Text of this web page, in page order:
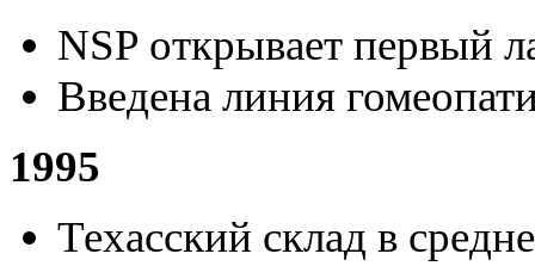
NSP открывает первый
Введена линия
1995
Техасский склад в